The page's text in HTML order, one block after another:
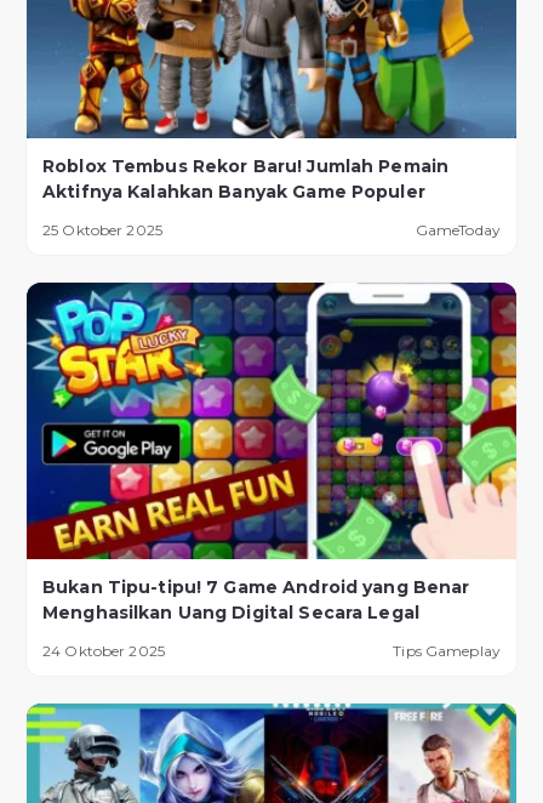
Roblox Tembus Rekor Baru! Jumlah Pemain
Aktifnya Kalahkan Banyak Game Populer
25 Oktober 2025 GameToday
Bukan Tipu-tipu! 7 Game Android yang Benar
Menghasilkan Uang Digital Secara Legal
24 Oktober 2025 Tips Gameplay